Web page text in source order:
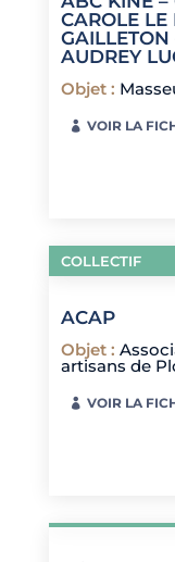
CAROLE LE
AUDREY
Objet :
VOIR LA
COLLECTIF
ACAP
Objet :
artisans de
VOIR LA